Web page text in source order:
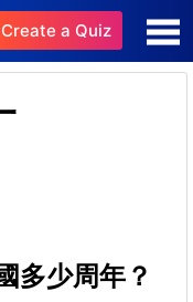
Create a Quiz
多少周年？